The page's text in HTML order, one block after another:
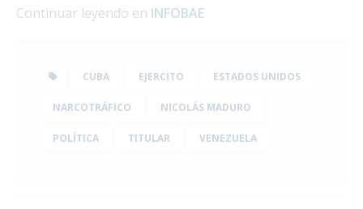
Continuar leyendo en INFOBAE
CUBA EJERCITO ESTADOS UNIDOS
NARCOTRÁFICO NICOLÁS MADURO
POLÍTICA TITULAR VENEZUELA